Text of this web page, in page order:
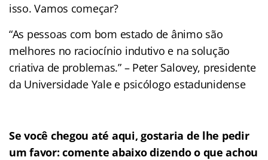
isso. Vamos começar?
“As pessoas com bom estado de ânimo são
melhores no raciocínio indutivo e na solução
criativa de problemas.” – Peter Salovey, presidente
da Universidade Yale e psicólogo estadunidense
Se você chegou até aqui, gostaria de lhe pedir
um favor: comente abaixo dizendo o que achou